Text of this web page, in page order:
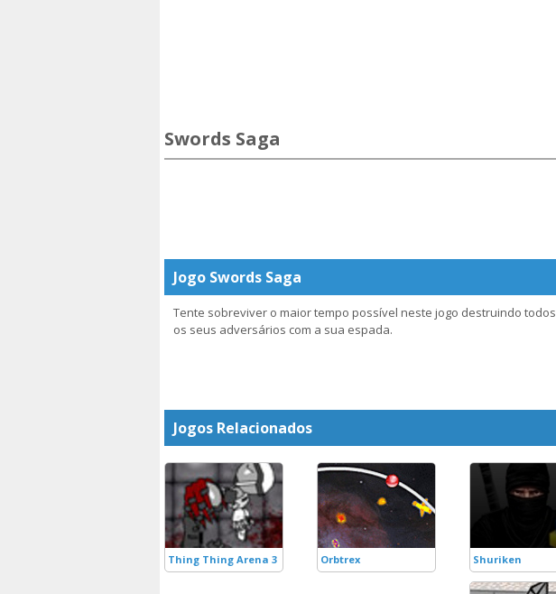
Swords Saga
Jogo Swords Saga
Tente sobreviver o maior tempo possível neste jogo destruindo todos
os seus adversários com a sua espada.
Jogos Relacionados
Thing Thing Arena 3 Orbtrex Shuriken